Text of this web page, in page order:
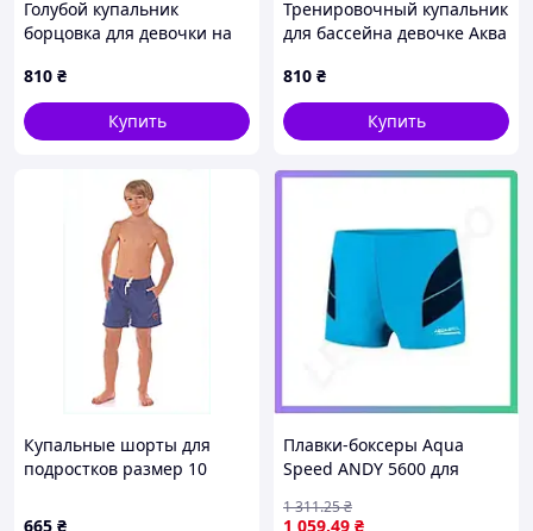
Голубой купальник
борцовка для девочки на
810 ₴
Купить
Тренировочный купальник
для бассейна девочке Аква
810 ₴
Купить
Купальные шорты для
подростков размер 10
665 ₴
Плавки-боксеры Aqua
Speed ANDY 5600 для
внутренней кулиской для
1 059.49 ₴
1 311.25₴